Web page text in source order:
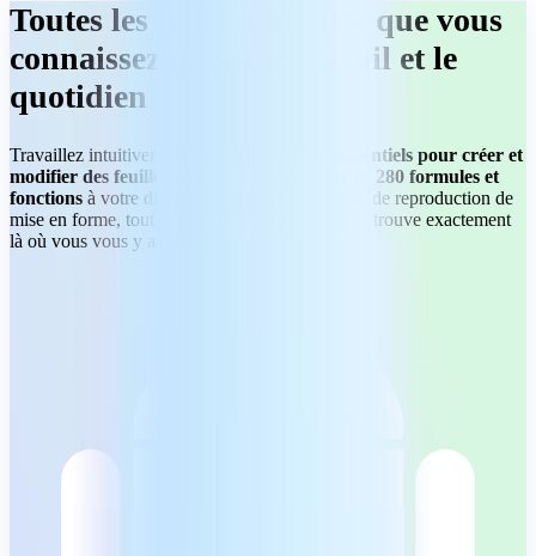
Toutes les fonctionnalités que vous
connaissez : pour le travail et le
quotidien
Travaillez intuitivement avec tous les
outils essentiels pour créer et
modifier des feuilles de calcul.
280 formules et
fonctions à votre disposition et un outil familier de reproduction de
mise en forme, tout ce dont vous avez besoin se trouve exactement
là où vous vous y attendez.